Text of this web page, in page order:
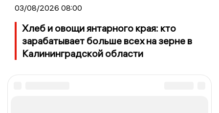
03/08/2026 08:00
Хлеб и овощи янтарного края: кто
зарабатывает больше всех на зерне в
Калининградской области